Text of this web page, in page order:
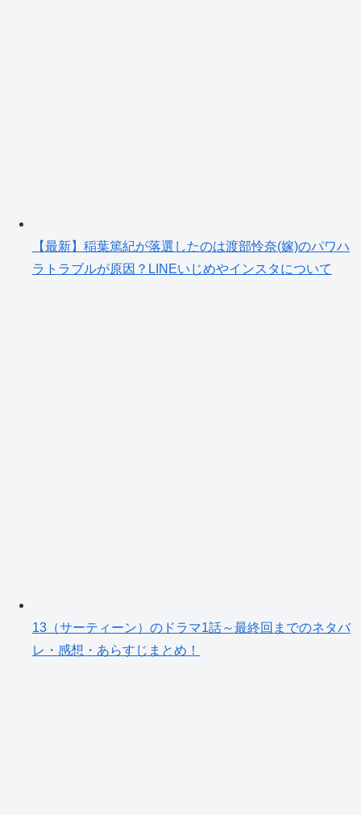
【最新】稲葉篤紀が落選したのは渡部怜奈(嫁)のパワハ
ラトラブルが原因？LINEいじめやインスタについて
13（サーティーン）のドラマ1話～最終回までのネタバ
レ・感想・あらすじまとめ！